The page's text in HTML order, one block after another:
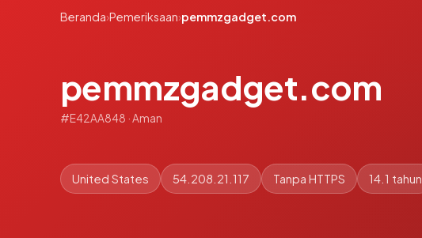
Beranda›Pemeriksaan›pemmzgadget.com
pemmzgadget.com
#E42AA848 · Aman
United States 54.208.21.117 Tanpa HTTPS 14.1 tahun